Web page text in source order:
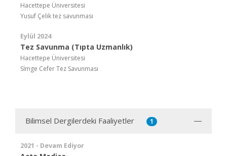
Hacettepe Üniversitesi
Yusuf Çelik tez savunması
Eylül 2024
Tez Savunma (Tıpta Uzmanlık)
Hacettepe Üniversitesi
Sİmge Cefer Tez Savunması
Bilimsel Dergilerdeki Faaliyetler 1
2021 - Devam Ediyor